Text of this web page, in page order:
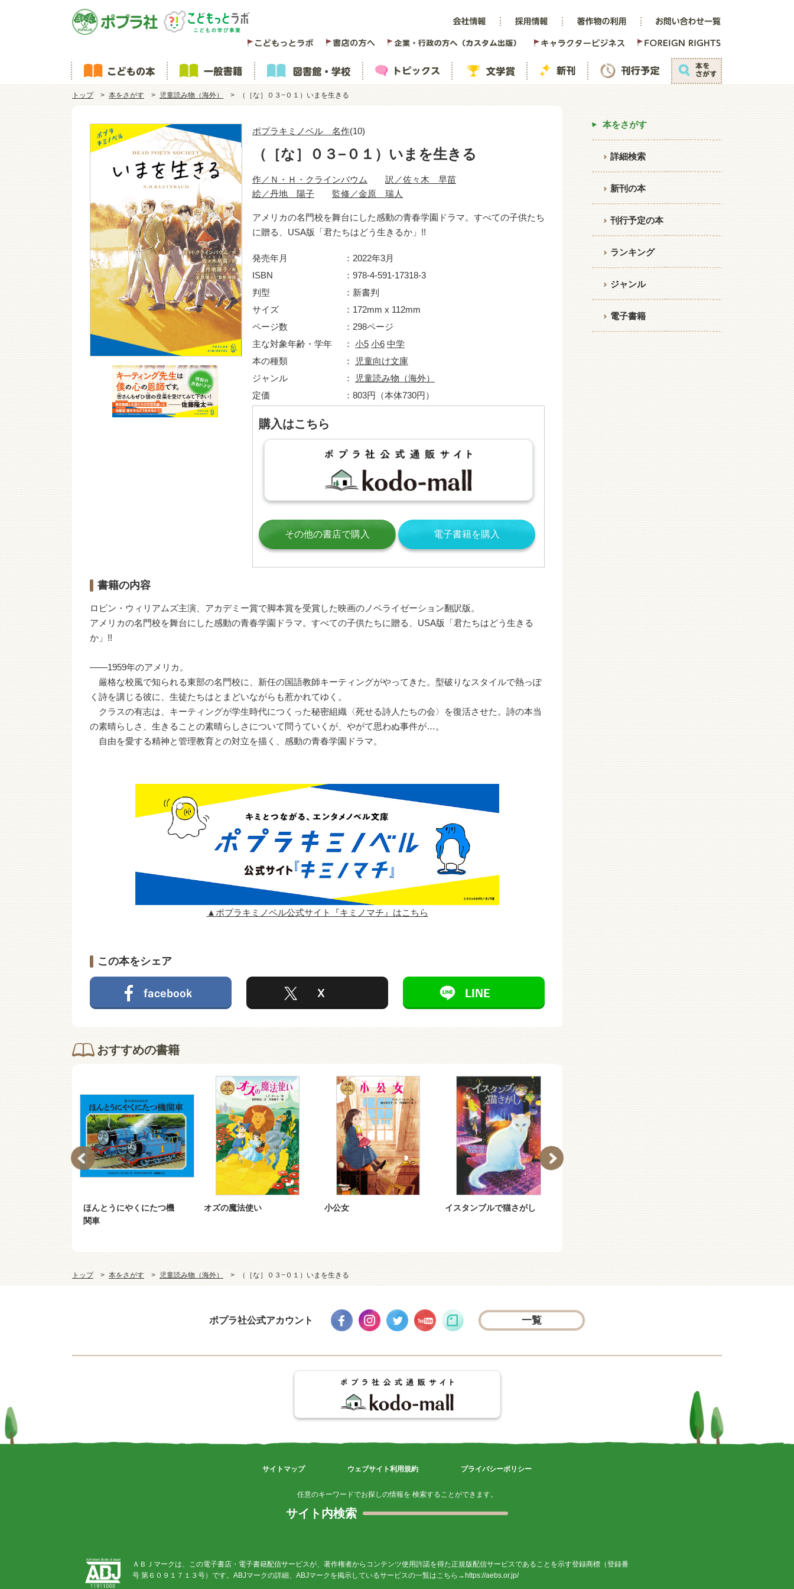
トップ 本をさがす 児童読み物（海外） （［な］０３−０１）いまを生きる
ポプラキミノベル 名作(10)
（［な］０３−０１）いまを生きる
作／Ｎ・Ｈ・クラインバウム
訳／佐々木 早苗
絵／丹地 陽子
監修／金原 瑞人
アメリカの名門校を舞台にした感動の青春学園ドラマ。すべての子供たち
に贈る、USA版「君たちはどう生きるか」!!
発売年月
2022年3月
ISBN
978-4-591-17318-3
判型
新書判
サイズ
172mm x 112mm
ページ数
298ページ
主な対象年齢・学年
小5 小6 中学
本の種類
児童向け文庫
ジャンル
児童読み物（海外）
定価
803円（本体730円）
購入はこちら
その他の書店で購入 電子書籍を購入
書籍の内容
ロビン・ウィリアムズ主演、アカデミー賞で脚本賞を受賞した映画のノベライゼーション翻訳版。
アメリカの名門校を舞台にした感動の青春学園ドラマ。すべての子供たちに贈る、USA版「君たちはどう生きる
か」!!
――1959年のアメリカ。
厳格な校風で知られる東部の名門校に、新任の国語教師キーティングがやってきた。型破りなスタイルで熱っぽ
く詩を講じる彼に、生徒たちはとまどいながらも惹かれてゆく。
クラスの有志は、キーティングが学生時代につくった秘密組織〈死せる詩人たちの会〉を復活させた。詩の本当
の素晴らしさ、生きることの素晴らしさについて問うていくが、やがて思わぬ事件が…。
自由を愛する精神と管理教育との対立を描く、感動の青春学園ドラマ。
▲ポプラキミノベル公式サイト『キミノマチ』はこちら
この本をシェア
おすすめの書籍
ほんとうにやくにたつ機
関車
オズの魔法使い 小公女 イスタンブルで猫さがし
本をさがす
詳細検索
新刊の本
刊行予定の本
ランキング
ジャンル
電子書籍
トップ 本をさがす 児童読み物（海外） （［な］０３−０１）いまを生きる
ポプラ社公式アカウント 一覧
サイトマップ ウェブサイト利用規約 プライバシーポリシー
任意のキーワードでお探しの情報を 検索することができます。
サイト内検索
ＡＢＪマークは、この電子書店・電子書籍配信サービスが、著作権者からコンテンツ使用許諾を得た正規版配信サービスであることを示す登録商標（登録番
号 第６０９１７１３号）です。ABJマークの詳細、ABJマークを掲示しているサービスの一覧はこちら→ https://aebs.or.jp/